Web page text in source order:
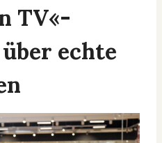
TV«-
echte